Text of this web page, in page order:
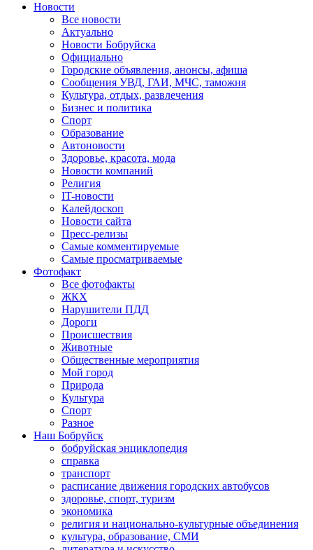
Новости
Все новости
Актуально
Новости Бобруйска
Официально
Городские объявления, анонсы, афиша
Сообщения УВД, ГАИ, МЧС, таможня
Культура, отдых, развлечения
Бизнес и политика
Спорт
Образование
Автоновости
Здоровье, красота, мода
Новости компаний
Религия
IT-новости
Калейдоскоп
Новости сайта
Пресс-релизы
Самые комментируемые
Самые просматриваемые
Фотофакт
Все фотофакты
ЖКХ
Нарушители ПДД
Дороги
Происшествия
Животные
Общественные мероприятия
Мой город
Природа
Культура
Спорт
Разное
Наш Бобруйск
бобруйская энциклопедия
справка
транспорт
расписание движения городских автобусов
здоровье, спорт, туризм
экономика
религия и национально-культурные объединения
культура, образование, СМИ